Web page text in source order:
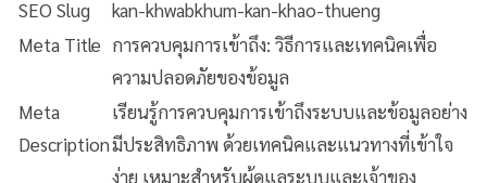
SEO Slug
kan-khwabkhum-kan-khao-thueng
Meta Title การควบคุมการเข้าถึง: วิธีการและเทคนิคเพื่อ
ความปลอดภัยของข้อมูล
Meta
Description
เรียนรู้การควบคุมการเข้าถึงระบบและข้อมูลอย่าง
มีประสิทธิภาพ ด้วยเทคนิคและแนวทางที่เข้าใจ
ง่าย เหมาะสำหรับผู้ดูแลระบบและเจ้าของ